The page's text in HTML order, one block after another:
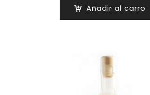
Añadir al carro